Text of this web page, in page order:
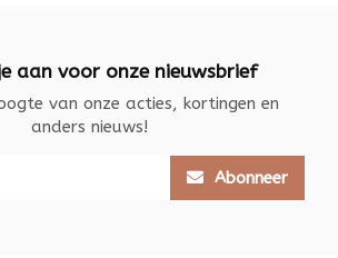
aan voor onze nieuwsbrief
van onze acties, kortingen en
anders nieuws!
Abonneer